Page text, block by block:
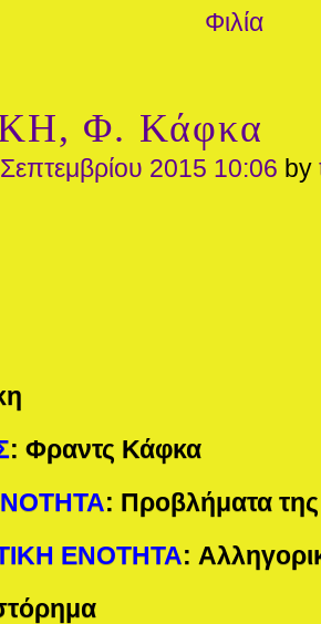
Φιλία
Φ. Κάφκα
2015 10:06 by
: Φραντς Κάφκα
: Προβλήματα
ΕΝΟΤΗΤΑ: